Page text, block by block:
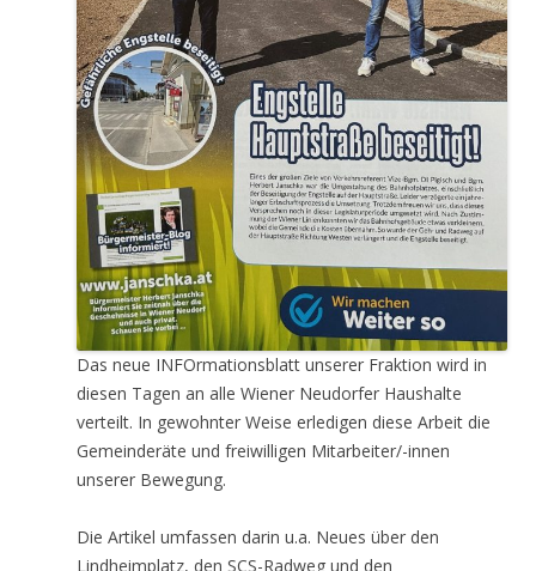
Das neue INFOrmationsblatt unserer Fraktion wird in
diesen Tagen an alle Wiener Neudorfer Haushalte
verteilt. In gewohnter Weise erledigen diese Arbeit die
Gemeinderäte und freiwilligen Mitarbeiter/-innen
unserer Bewegung.
Die Artikel umfassen darin u.a. Neues über den
Lindheimplatz, den SCS-Radweg und den